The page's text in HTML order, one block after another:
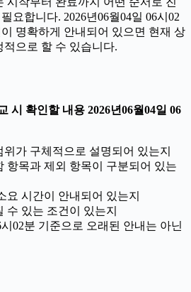
요합니다. 2026년06월04일 06시02
명확하게 안내되어 있으면 현재 상
으로 할 수 있습니다.
시 확인할 내용 2026년06월04일 06
가 구체적으로 설명되어 있는지
항목과 제외 항목이 구분되어 있는
요 시간이 안내되어 있는지
수 있는 조건이 있는지
시02분 기준으로 오래된 안내는 아닌